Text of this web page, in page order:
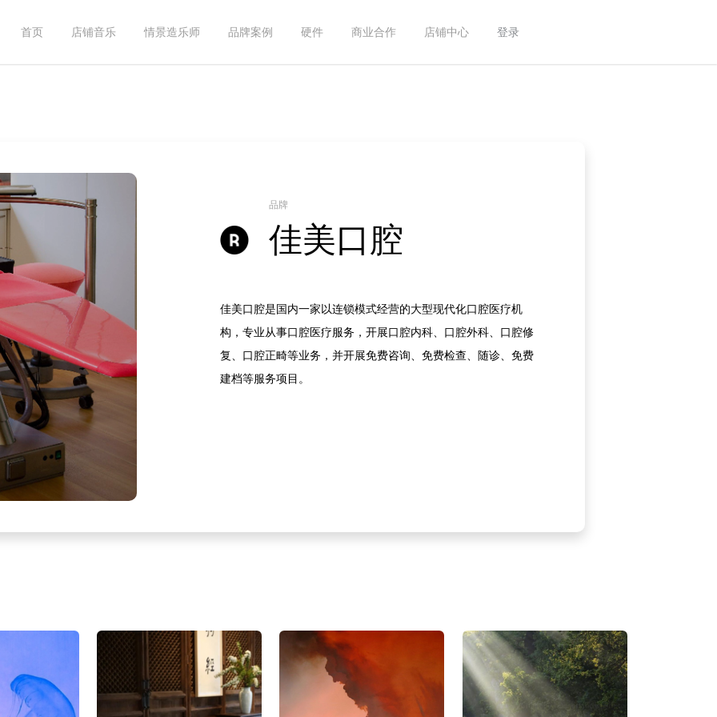
首页 店铺音乐 情景造乐师 品牌案例 硬件 商业合作 店铺中心 登录
品牌
佳美口腔
佳美口腔是国内一家以连锁模式经营的大型现代化口腔医疗机
构，专业从事口腔医疗服务，开展口腔内科、口腔外科、口腔修
复、口腔正畸等业务，并开展免费咨询、免费检查、随诊、免费
建档等服务项目。